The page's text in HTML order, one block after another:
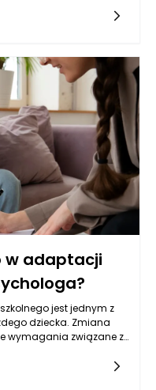
wymiar Bielsko-Biała
proporcji
światła i rzeczywistych
może dodać
obciążyć, jeśli
konstrukcyjnie.
nie
ma swoje logiczne
w adaptacji
jest jednym z
dziecka. Zmiana
wymagania związane z
wspierali swoje dzieci